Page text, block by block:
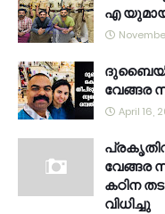
എ
വേങ്ങര
April 16,
വേങ്ങര
കഠിന
വിധിച്ചു